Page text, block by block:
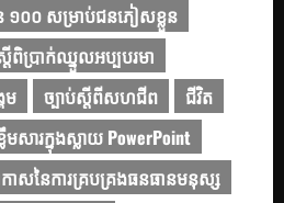
១០០ សម្រាប់ជនភៀសខ្លួន
ដីពិប្រាក់ឈ្នួលអប្បបរមា
ម
ច្បាប់ស្ដីពីសហជីព
ជីវិត
លឹមសារក្នុងស្លាយ PowerPoint
ាសនៃការគ្របគ្រងធនធានមនុស្ស